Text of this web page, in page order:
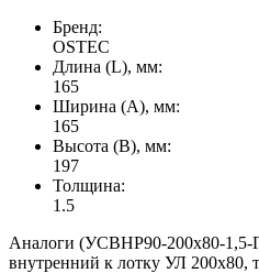
Бренд:
OSTEC
Длина (L), мм:
165
Ширина (А), мм:
165
Высота (В), мм:
197
Толщина:
1.5
Аналоги (УСВНР90-200х80-1,5-
внутренний к лотку УЛ 200х80,